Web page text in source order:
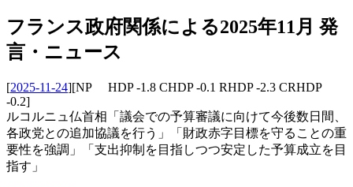
フランス政府関係による2025年11月 発
言・ニュース
[2025-11-24][NP HDP -1.8 CHDP -0.1 RHDP -2.3 CRHDP
-0.2]
ルコルニュ仏首相「議会での予算審議に向けて今後数日間、
各政党との追加協議を行う」「財政赤字目標を守ることの重
要性を強調」「支出抑制を目指しつつ安定した予算成立を目
指す」